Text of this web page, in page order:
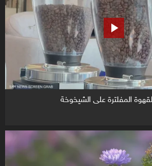
المفلترة على الشيخوخة